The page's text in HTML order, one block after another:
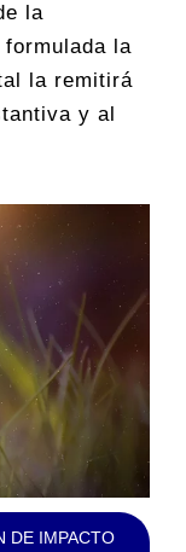
la
formulada la
la remitirá
y al
DE IMPACTO